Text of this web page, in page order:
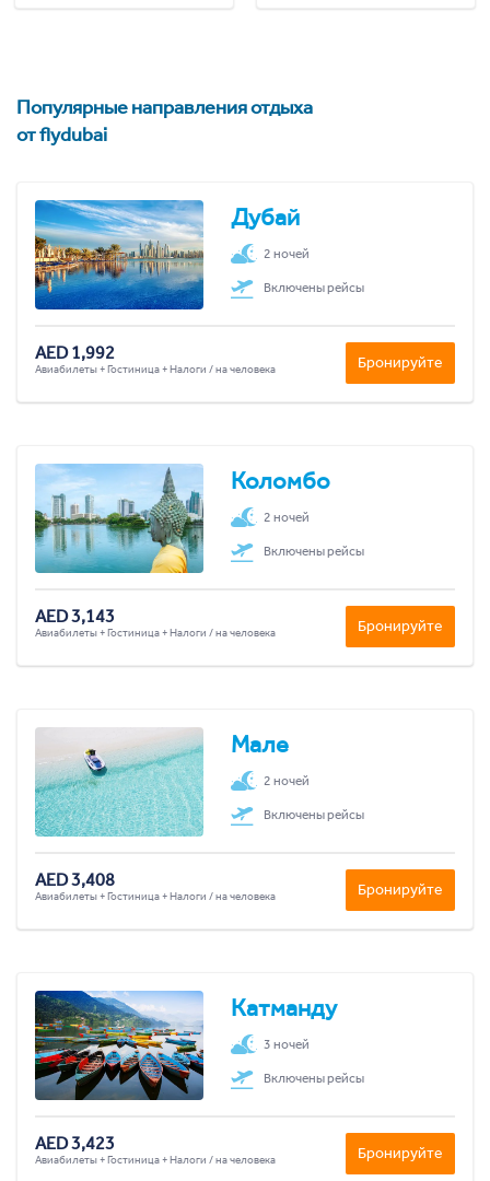
Популярные направления отдыха
от flydubai
Дубай
2 ночей
Включены рейсы
AED 1,992
Авиабилеты + Гостиница + Налоги / на человека Бронируйте
Коломбо
2 ночей
Включены рейсы
AED 3,143
Авиабилеты + Гостиница + Налоги / на человека Бронируйте
Мале
2 ночей
Включены рейсы
AED 3,408
Авиабилеты + Гостиница + Налоги / на человека Бронируйте
Катманду
3 ночей
Включены рейсы
AED 3,423
Авиабилеты + Гостиница + Налоги / на человека Бронируйте